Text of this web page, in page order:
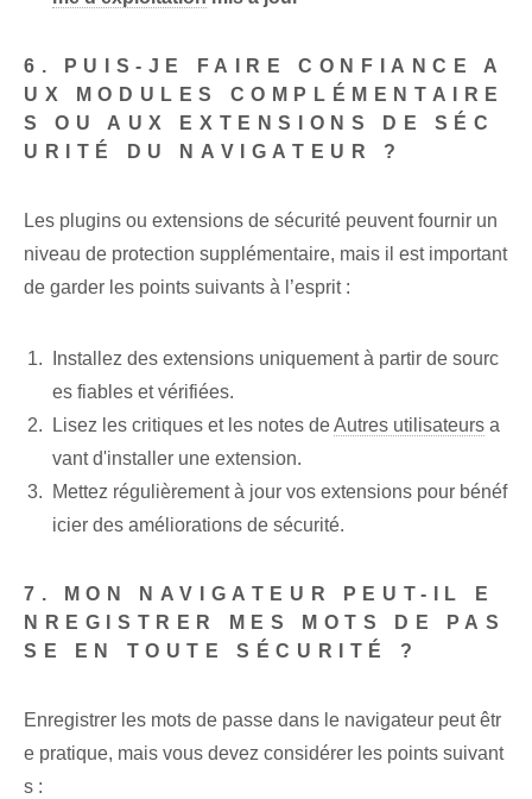
6. PUIS-JE FAIRE CONFIANCE A
UX MODULES COMPLÉMENTAIRE
S OU AUX EXTENSIONS DE SÉC
URITÉ DU NAVIGATEUR ?
Les plugins ou extensions de sécurité peuvent fournir un
niveau de protection supplémentaire, mais il est important
de garder les points suivants à l’esprit :
Installez des extensions uniquement à partir de sourc
es fiables et vérifiées.
Lisez les critiques et les notes deAutres utilisateurs a
vant d'installer une extension.
Mettez régulièrement à jour vos extensions pour bénéf
icier des améliorations de sécurité.
7. MON NAVIGATEUR PEUT-IL E
NREGISTRER MES MOTS DE PAS
SE EN TOUTE SÉCURITÉ ?
Enregistrer les mots de passe dans le navigateur peut êtr
e pratique, mais vous devez considérer les points suivant
s :